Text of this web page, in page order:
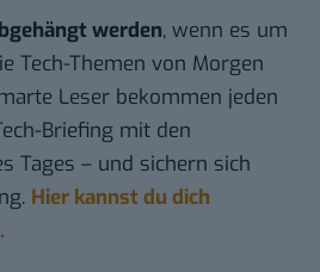
werden, wenn es um
Tech-Themen von Morgen
Leser bekommen jeden
Briefing mit den
Tages – und sichern sich
Hier kannst du dich